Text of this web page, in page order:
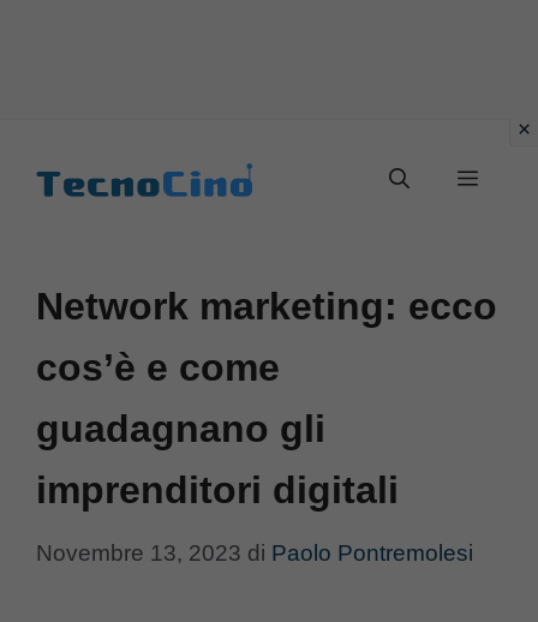
Menu
Network marketing: ecco
cos’è e come
guadagnano gli
imprenditori digitali
Novembre 13, 2023 di Paolo Pontremolesi